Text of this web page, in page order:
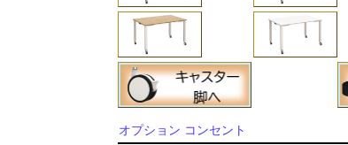
オプション コンセント